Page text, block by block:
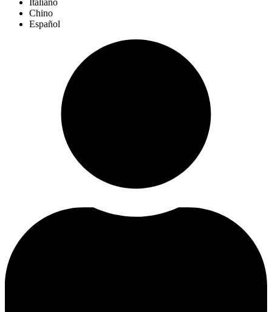
Chino
Español